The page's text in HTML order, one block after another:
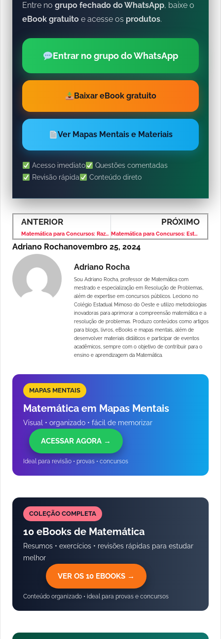
Entre no grupo fechado do WhatsApp, baixe o
eBook gratuito e acesse os produtos.
Entrar no grupo do WhatsApp
Baixar eBook gratuito
Ver Mapas Mentais e Materiais
Acesso imediato
Questões comentadas
Revisão rápida
Conteúdo direto
ANTERIOR
Matemática para Concursos: Razão e Proporção – Banca VUNESP – Nível Médio
PRÓXIMO
Matemática para Concursos: Estatística – Banca VUNESP – Nível Médio
Adriano Rochanovembro 25, 2024
Adriano Rocha
Sou Adriano Rocha, professor de Matemática com
mestrado e especialização em Resolução de Problemas,
além de expertise em concursos públicos. Leciono no
Colégio Estadual Mimoso do Oeste e utilizo metodologias
inovadoras para aprimorar a compreensão matemática e a
resolução de problemas. Produzo conteúdos como artigos
para blogs, livros, eBooks e mapas mentais, além de
desenvolver materiais didáticos e participar de eventos
acadêmicos, sempre com o objetivo de contribuir para o
ensino e aprendizagem da Matemática.
MAPAS MENTAIS
Matemática em Mapas Mentais
Visual • organizado • fácil de memorizar
ACESSAR AGORA →
Ideal para revisão • provas • concursos
COLEÇÃO COMPLETA
10 eBooks de Matemática
Resumos • exercícios • revisões rápidas para estudar
melhor
VER OS 10 EBOOKS →
Conteúdo organizado • ideal para provas e concursos